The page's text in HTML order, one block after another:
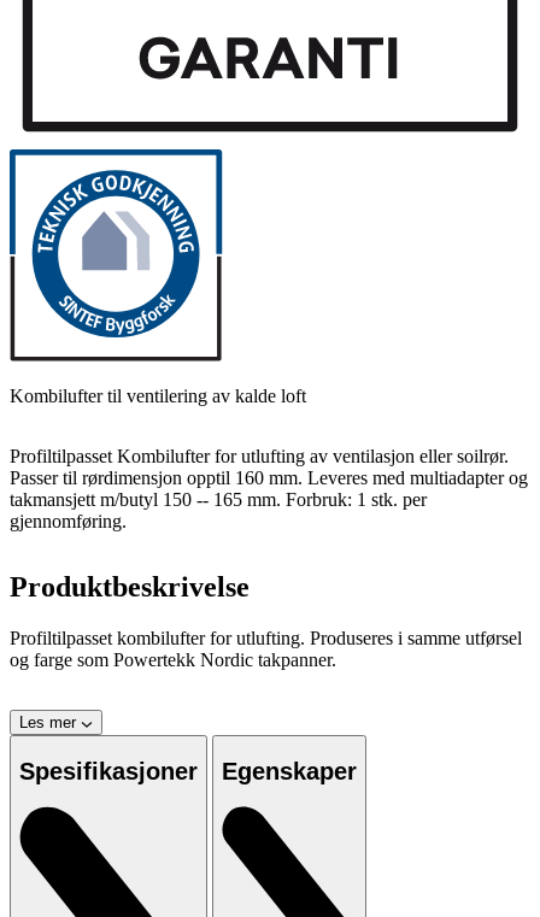
Kombilufter til ventilering av kalde loft
Profiltilpasset Kombilufter for utlufting av ventilasjon eller soilrør.
Passer til rørdimensjon opptil 160 mm. Leveres med multiadapter og
takmansjett m/butyl 150 -- 165 mm. Forbruk: 1 stk. per
gjennomføring.
Produktbeskrivelse
Profiltilpasset kombilufter for utlufting. Produseres i samme utførsel
og farge som Powertekk Nordic takpanner.
Les mer
Spesifikasjoner Egenskaper